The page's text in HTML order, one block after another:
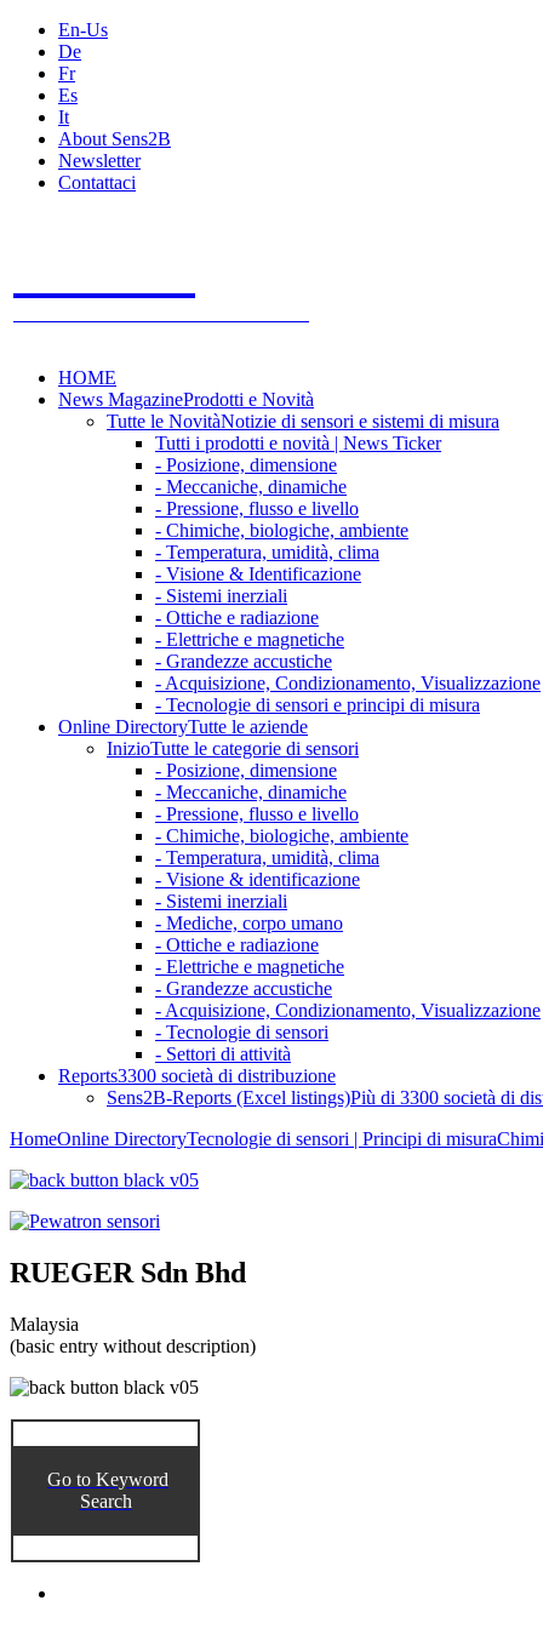
En-Us
De
Fr
Es
It
About Sens2B
Newsletter
Contattaci
HOME
News MagazineProdotti e Novità
Tutte le NovitàNotizie di sensori e sistemi di misura
Tutti i prodotti e novità | News Ticker
- Posizione, dimensione
- Meccaniche, dinamiche
- Pressione, flusso e livello
- Chimiche, biologiche, ambiente
- Temperatura, umidità, clima
- Visione & Identificazione
- Sistemi inerziali
- Ottiche e radiazione
- Elettriche e magnetiche
- Grandezze accustiche
- Acquisizione, Condizionamento, Visualizzazione
- Tecnologie di sensori e principi di misura
Online DirectoryTutte le aziende
InizioTutte le categorie di sensori
- Posizione, dimensione
- Meccaniche, dinamiche
- Pressione, flusso e livello
- Chimiche, biologiche, ambiente
- Temperatura, umidità, clima
- Visione & identificazione
- Sistemi inerziali
- Mediche, corpo umano
- Ottiche e radiazione
- Elettriche e magnetiche
- Grandezze accustiche
- Acquisizione, Condizionamento, Visualizzazione
- Tecnologie di sensori
- Settori di attività
Reports3300 società di distribuzione
Sens2B-Reports (Excel listings)Più di 3300 società di
HomeOnline DirectoryTecnologie di sensori | Principi di misura
RUEGER Sdn Bhd
Malaysia
(basic entry without description)
Go to Keyword
Search